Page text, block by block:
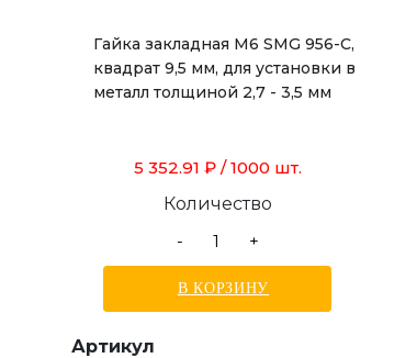
Гайка закладная М6 SMG 956-C,
квадрат 9,5 мм, для установки в
металл толщиной 2,7 - 3,5 мм
5 352.91 ₽ / 1000 шт.
Количество
-
+
В КОРЗИНУ
Артикул